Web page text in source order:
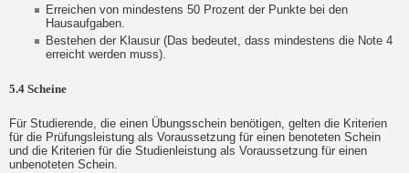
Erreichen von mindestens 50 Prozent der Punkte bei den
Hausaufgaben.
Bestehen der Klausur (Das bedeutet, dass mindestens die Note 4
erreicht werden muss).
5.4 Scheine
Für Studierende, die einen Übungsschein benötigen, gelten die Kriterien
für die Prüfungsleistung als Voraussetzung für einen benoteten Schein
und die Kriterien für die Studienleistung als Voraussetzung für einen
unbenoteten Schein.